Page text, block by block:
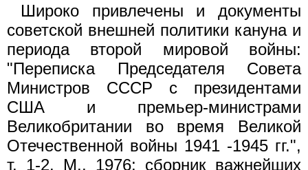
Широко привлечены и документы
советской внешней политики кануна и
периода второй мировой войны:
"Переписка Председателя Совета
Министров СССР с президентами
США и премьер-министрами
Великобритании во время Великой
Отечественной войны 1941 -1945 гг.",
т. 1-2. М., 1976; сборник важнейших